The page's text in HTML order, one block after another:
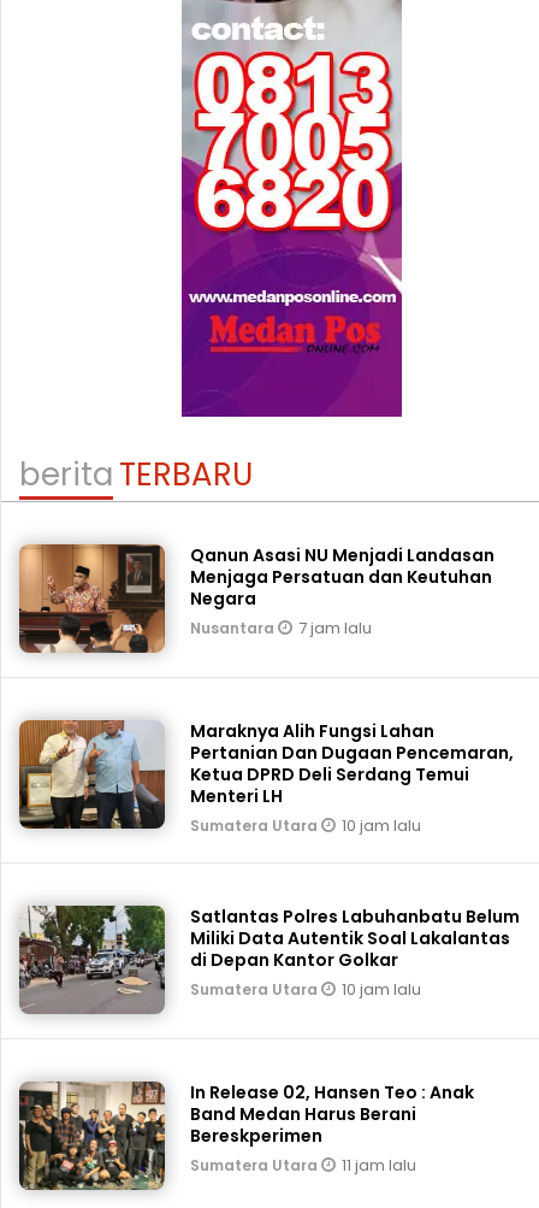
beritaTERBARU
Qanun Asasi NU Menjadi Landasan
Menjaga Persatuan dan Keutuhan
Negara
Nusantara 7 jam lalu
Maraknya Alih Fungsi Lahan
Pertanian Dan Dugaan Pencemaran,
Ketua DPRD Deli Serdang Temui
Menteri LH
Sumatera Utara 10 jam lalu
Satlantas Polres Labuhanbatu Belum
Miliki Data Autentik Soal Lakalantas
di Depan Kantor Golkar
Sumatera Utara 10 jam lalu
In Release 02, Hansen Teo : Anak
Band Medan Harus Berani
Bereskperimen
Sumatera Utara 11 jam lalu